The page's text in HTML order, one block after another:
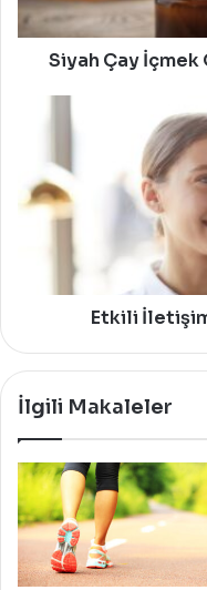
Siyah Çay İçmek
İletişimin
Nelerdir?
Etkili
İlgili Makaleler